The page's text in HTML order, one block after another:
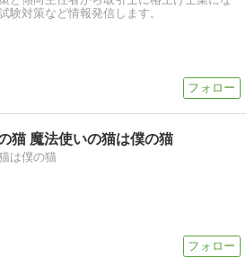
験対策など情報発信します。
猫 魔法使いの猫は僕の猫
は僕の猫